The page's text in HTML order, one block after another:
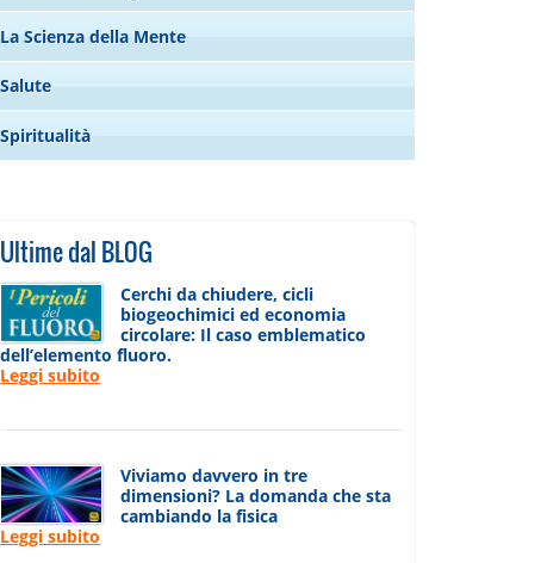
La Scienza della Mente
Salute
Spiritualità
Ultime dal BLOG
Cerchi da chiudere, cicli
biogeochimici ed economia
circolare: Il caso emblematico
dell’elemento fluoro.
Leggi subito
Viviamo davvero in tre
dimensioni? La domanda che sta
cambiando la fisica
Leggi subito